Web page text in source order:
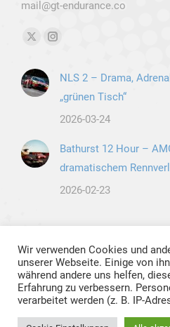
mail@gt-endurance.co
Finden Sie uns auf:
X
opens
in
Instagram
opens
in
new
NLS 2 – Drama,
„grünen Tisch“
2026-03-24
Bathurst 12 Hour –
dramatischem
2026-02-23
Wir verwenden Cookies und
unserer Webseite. Einige von
während andere uns helfen,
Erfahrung zu verbessern.
verarbeitet werden (z. B. IP-